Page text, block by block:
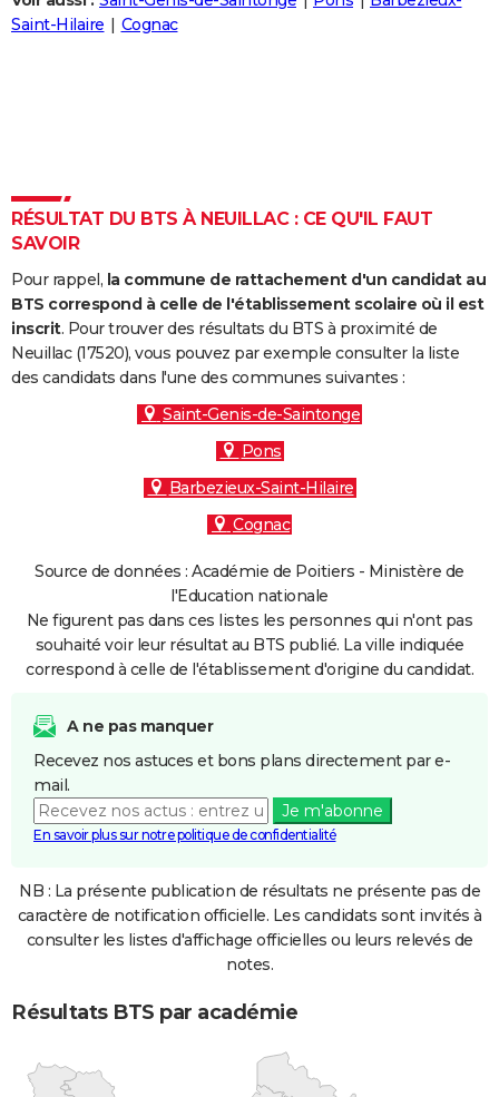
Destinations
City break
Voyage nature
Voyage de noces
Forum
Climat
+
PHOTO
Carte de Noël
Carte Bonne année
Carte Saint-Valentin
Carte Pâques
Carte d'anniversaire
DICTIONNAIRE
Dictionnaire
Biographies
Citations
Expressions
Proverbes
PROGRAMME TV
COPAINS D'AVANT
S'inscrire
Se connecter
Lycées
Collèges
Primaires
Universités
Entreprises
Service militaire
Avis de recherche
AVIS DE DÉCÈS
FORUM
Saint-Hilaire
Cognac
RÉSULTAT DU BTS À NEUILLAC : CE QU'IL FAUT
SAVOIR
Pour rappel, la commune de rattachement d'un candidat au
BTS correspond à celle de l'établissement scolaire où il est
inscrit. Pour trouver des résultats du BTS à proximité de
Neuillac (17520), vous pouvez par exemple consulter la liste
des candidats dans l'une des communes suivantes :
Saint-Genis-de-Saintonge
Pons
Barbezieux-Saint-Hilaire
Cognac
Source de données : Académie de Poitiers - Ministère de
l'Education nationale
Ne figurent pas dans ces listes les personnes qui n'ont pas
souhaité voir leur résultat au BTS publié. La ville indiquée
correspond à celle de l'établissement d'origine du candidat.
A ne pas manquer
Recevez nos astuces et bons plans directement par e-
mail.
Je m'abonne
En savoir plus sur notre politique de confidentialité
NB : La présente publication de résultats ne présente pas de
caractère de notification officielle. Les candidats sont invités à
consulter les listes d'affichage officielles ou leurs relevés de
notes.
Résultats BTS par académie